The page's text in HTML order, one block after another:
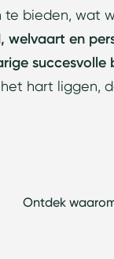
bieden, wat
welvaart en
hart liggen,
Ontdek